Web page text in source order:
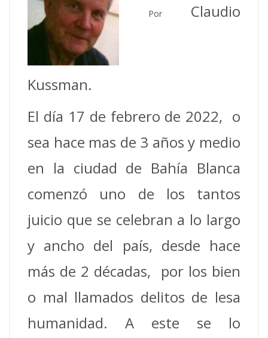
Por Claudio
Kussman.
El día 17 de febrero de 2022, o
sea hace mas de 3 años y medio
en la ciudad de Bahía Blanca
comenzó uno de los tantos
juicio que se celebran a lo largo
y ancho del país, desde hace
más de 2 décadas, por los bien
o mal llamados delitos de lesa
humanidad. A este se lo